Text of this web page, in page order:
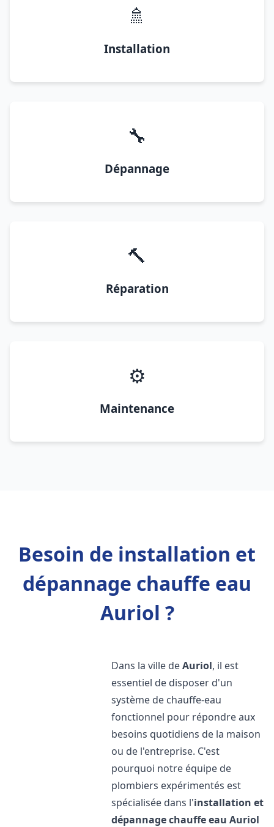
🚿
Installation
🔧
Dépannage
🔨
Réparation
⚙️
Maintenance
Besoin de installation et
dépannage chauffe eau
Auriol ?
Dans la ville deAuriol, il est
essentiel de disposer d'un
système de chauffe-eau
fonctionnel pour répondre aux
besoins quotidiens de la maison
ou de l'entreprise. C'est
pourquoi notre équipe de
plombiers expérimentés est
spécialisée dans l'installation et
dépannage chauffe eau Auriol